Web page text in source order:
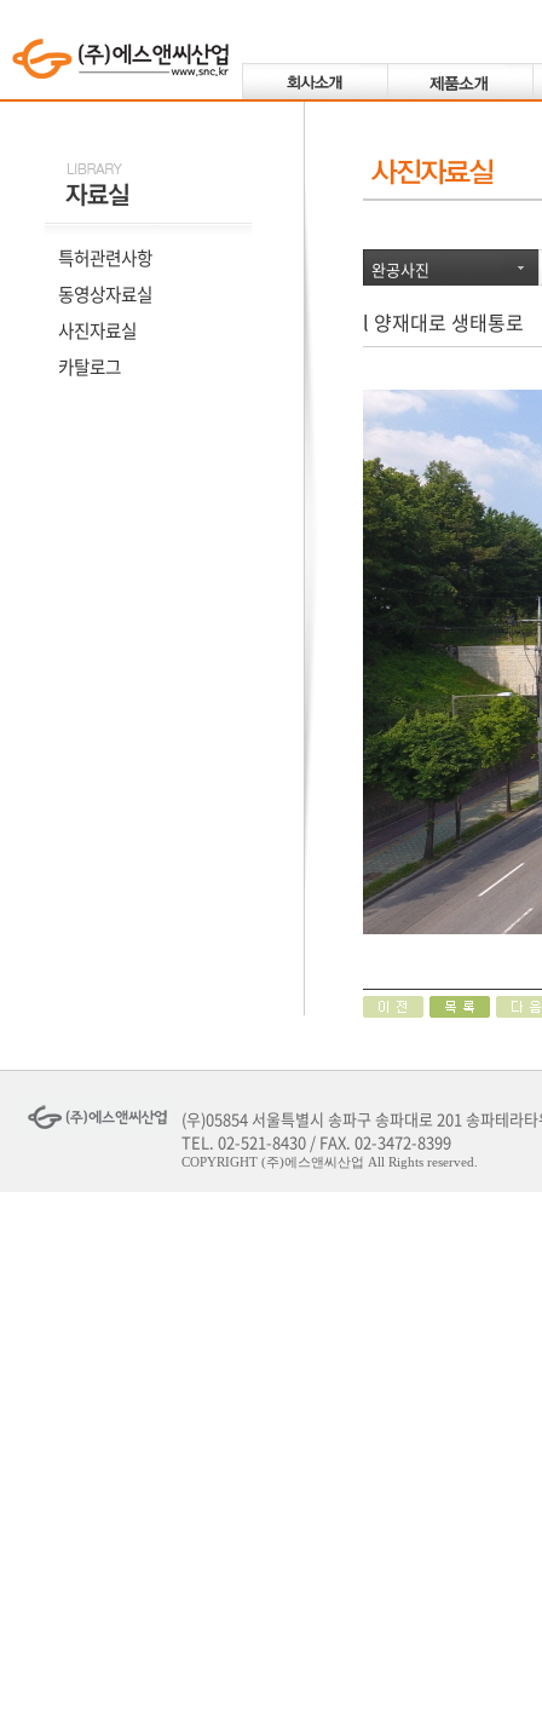
특허관련사항
동영상자료실
사진자료실
카탈로그
완공사진
l 양재대로 생태통로
(우)05854 서울특별시 송파구 송파대로 201 송파테라
TEL. 02-521-8430 / FAX. 02-3472-8399
COPYRIGHT (주)에스앤씨산업 All Rights reserved.